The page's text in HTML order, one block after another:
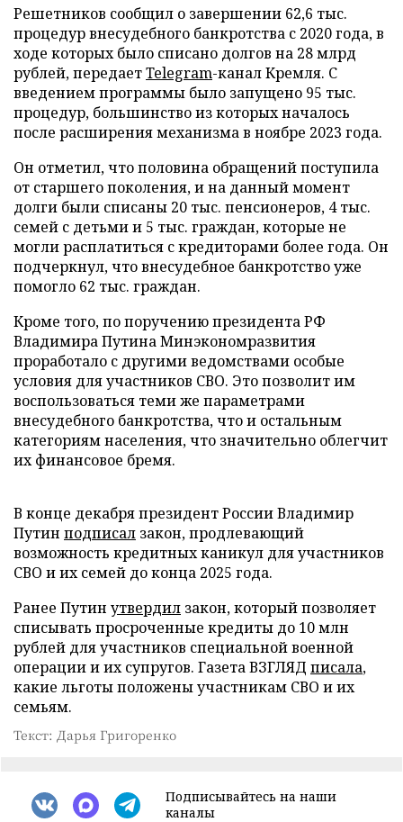
Решетников сообщил о завершении 62,6 тыс.
процедур внесудебного банкротства с 2020 года, в
ходе которых было списано долгов на 28 млрд
рублей, передаетTelegram-канал Кремля. С
введением программы было запущено 95 тыс.
процедур, большинство из которых началось
после расширения механизма в ноябре 2023 года.
Он отметил, что половина обращений поступила
от старшего поколения, и на данный момент
долги были списаны 20 тыс. пенсионеров, 4 тыс.
семей с детьми и 5 тыс. граждан, которые не
могли расплатиться с кредиторами более года. Он
подчеркнул, что внесудебное банкротство уже
помогло 62 тыс. граждан.
Кроме того, по поручению президента РФ
Владимира Путина Минэкономразвития
проработало с другими ведомствами особые
условия для участников СВО. Это позволит им
воспользоваться теми же параметрами
внесудебного банкротства, что и остальным
категориям населения, что значительно облегчит
их финансовое бремя.
В конце декабря президент России Владимир
Путин подписал закон, продлевающий
возможность кредитных каникул для участников
СВО и их семей до конца 2025 года.
Ранее Путин утвердил закон, который позволяет
списывать просроченные кредиты до 10 млн
рублей для участников специальной военной
операции и их супругов. Газета ВЗГЛЯД писала,
какие льготы положены участникам СВО и их
семьям.
Текст: Дарья Григоренко
Подписывайтесь на наши
каналы